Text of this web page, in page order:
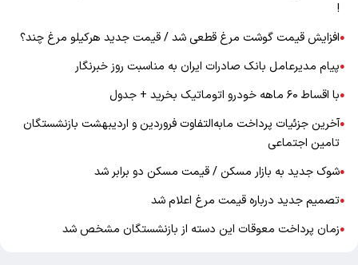
!
●افزایش قیمت گوشت مرغ قطعی شد / قیمت جدید هرکیلو مرغ چند؟
●پیام مدیرعامل بانک صادرات ایران به مناسبت روز خبرنگار
●با اقساط ۶۰ ماهه خودرو اتوماتیک بخرید + جدول
●آخرین جزئیات پرداخت مابه‌التفاوت فروردین و اردیبهشت بازنشستگان
تامین اجتماعی
●شوک جدید به بازار مسکن / قیمت مسکن دو برابر شد
●تصمیم جدید درباره قیمت مرغ اعلام شد
●زمان پرداخت معوقات این دسته از بازنشستگان مشخص شد